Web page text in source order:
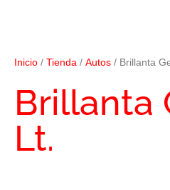
Inicio / Tienda / Autos / Brillanta
Brillanta
Lt.